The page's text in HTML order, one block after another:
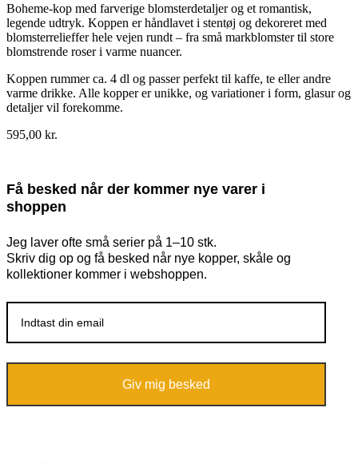
Boheme-kop med farverige blomsterdetaljer og et romantisk,
legende udtryk. Koppen er håndlavet i stentøj og dekoreret med
blomsterrelieffer hele vejen rundt – fra små markblomster til store
blomstrende roser i varme nuancer.
Koppen rummer ca. 4 dl og passer perfekt til kaffe, te eller andre
varme drikke. Alle kopper er unikke, og variationer i form, glasur og
detaljer vil forekomme.
595,00 kr.
Få besked når der kommer nye varer i
shoppen
Jeg laver ofte små serier på 1–10 stk.
Skriv dig op og få besked når nye kopper, skåle og
kollektioner kommer i webshoppen.
Giv mig besked